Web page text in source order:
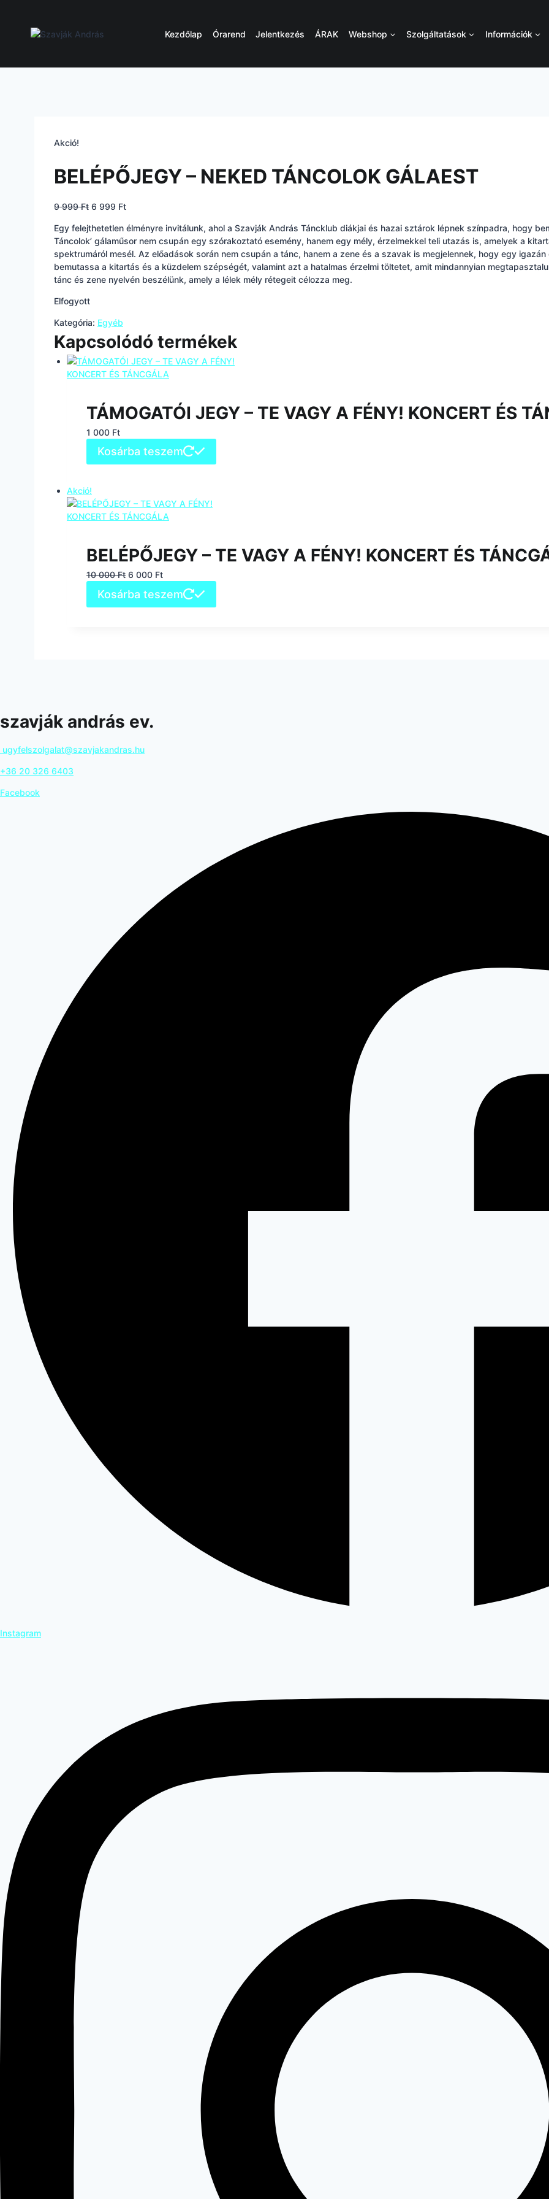
Kezdőlap Órarend Jelentkezés ÁRAK Webshop Szolgáltatások Információk
Akció!
BELÉPŐJEGY – NEKED TÁNCOLOK GÁLAEST
9 999Ft Original
was:
9
999 Ft.
6 999 FtCurrent
is:
6
999 Ft.
Egy felejthetetlen élményre invitálunk, ahol a Szavják András Táncklub diákjai és hazai sztárok lépnek színpadra, hogy
Táncolok’ gálaműsor nem csupán egy szórakoztató esemény, hanem egy mély, érzelmekkel teli utazás is, amelyek a
spektrumáról mesél. Az előadások során nem csupán a tánc, hanem a zene és a szavak is megjelennek, hogy egy
bemutassa a kitartás és a küzdelem szépségét, valamint azt a hatalmas érzelmi töltetet, amit mindannyian
tánc és zene nyelvén beszélünk, amely a lélek mély rétegeit célozza meg.
Elfogyott
Kategória: Egyéb
Kapcsolódó termékek
TÁMOGATÓI JEGY – TE VAGY A FÉNY! KONCERT ÉS
1 000 Ft
Kosárba teszem
Akció!
BELÉPŐJEGY – TE VAGY A FÉNY! KONCERT ÉS
10 000Ft Original
was:
6 000 FtCurrent
is:
Kosárba teszem
szavják andrás ev.
ugyfelszolgalat@szavjakandras.hu
+36 20 326 6403
Facebook
Instagram